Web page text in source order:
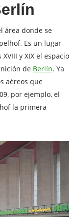
área donde se
Es un lugar
y XIX el espacio
de Berlín. Ya
aéreos que
por ejemplo, el
la primera